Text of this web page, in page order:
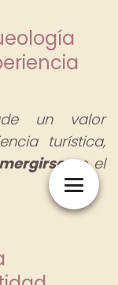
un valor
turística,
en el